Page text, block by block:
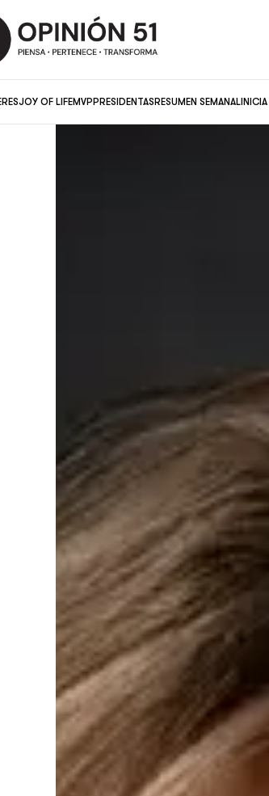
JOY OF LIFEMVPPRESIDENTASRESUMEN SEMANALINICIA